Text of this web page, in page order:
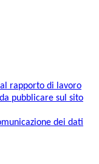
rapporto di lavoro
pubblicare sul sito
dei dati